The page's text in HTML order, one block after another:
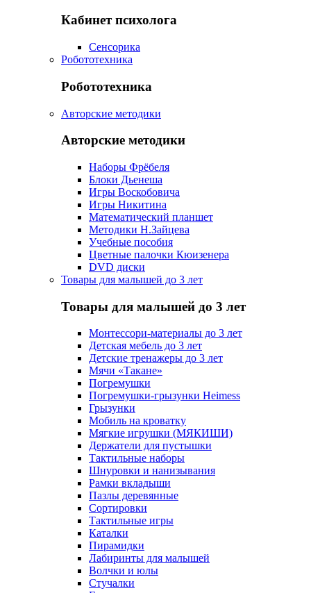
Кабинет психолога
Сенсорика
Робототехника
Робототехника
Авторские методики
Авторские методики
Наборы Фрёбеля
Блоки Дьенеша
Игры Воскобовича
Игры Никитина
Математический планшет
Методики Н.Зайцева
Учебные пособия
Цветные палочки Кюизенера
DVD диски
Товары для малышей до 3 лет
Товары для малышей до 3 лет
Монтессори-материалы до 3 лет
Детская мебель до 3 лет
Детские тренажеры до 3 лет
Мячи «Такане»
Погремушки
Погремушки-грызунки Heimess
Грызунки
Мобиль на кроватку
Мягкие игрушки (МЯКИШИ)
Держатели для пустышки
Тактильные наборы
Шнуровки и нанизывания
Рамки вкладыши
Пазлы деревянные
Сортировки
Тактильные игры
Каталки
Пирамидки
Лабиринты для малышей
Волчки и юлы
Стучалки